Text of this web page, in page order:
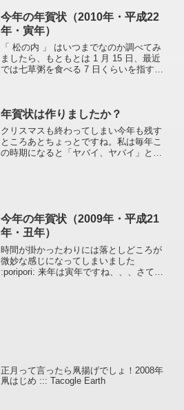
今年の年賀状（2010年・平成22
年・寅年）
「 松の内 」 はいつまでなのか調べてみ
ましたら、もともとは 1 月 15 日、最近
では七草粥を食べる 7 日くらいを指すこ
載せてお...
年賀状は作りましたか？
クリスマスも終わってしまい今年も残す
ところあとちょっとですね。私は毎年こ
の時期になると「ヤバイ、ヤバイ」と言
今年の年賀状（2009年・平成21
年・丑年）
時間が掛かったわりには落としどころが
微妙な感じになってしまいました
:poripori: 来年は寅年ですね、、、さてど
正月って言ったら凧揚げでしょ！2008年
凧はじめ ::: Tacogle Earth